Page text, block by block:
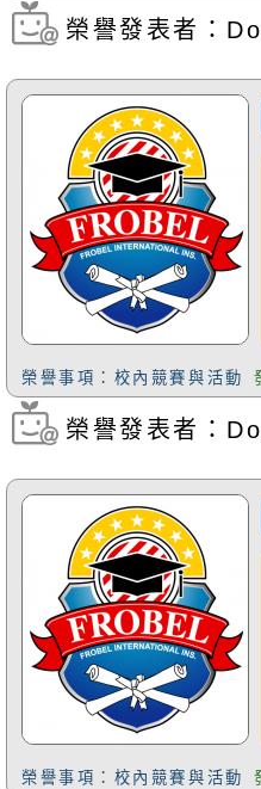
瀏覽次數：326
榮譽發表者：
榮譽事項：校內競賽與活動
瀏覽次數：262
榮譽發表者：
榮譽事項：校內競賽與活動